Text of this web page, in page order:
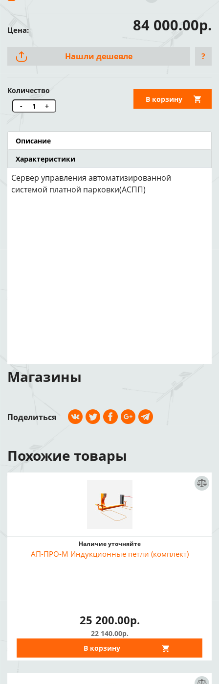
Цена: 84 000.00р.
Нашли дешевле ?
Количество
-
+
В корзину
Описание
Характеристики
Сервер управления автоматизированной
системой платной парковки(АСПП)
Магазины
Поделиться
Похожие товары
Наличие уточняйте
АП-ПРО-М Индукционные петли (комплект)
25 200.00р.
22 140.00р.
В корзину